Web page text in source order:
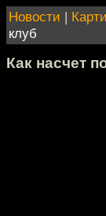
Новости |
клуб
Как насчет